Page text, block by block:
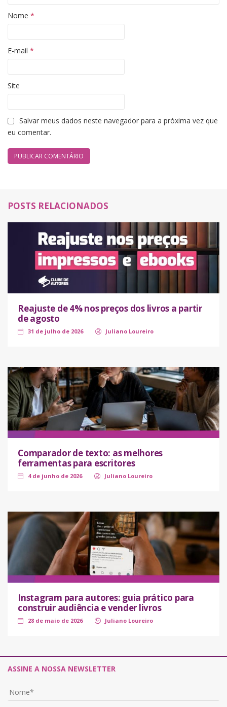
Nome *
E-mail *
Site
Salvar meus dados neste navegador para a próxima vez que
eu comentar.
POSTS RELACIONADOS
Reajuste de 4% nos preços dos livros a partir
de agosto
31 de julho de 2026 Juliano Loureiro
Comparador de texto: as melhores
ferramentas para escritores
4 de junho de 2026 Juliano Loureiro
Instagram para autores: guia prático para
construir audiência e vender livros
28 de maio de 2026 Juliano Loureiro
ASSINE A NOSSA NEWSLETTER